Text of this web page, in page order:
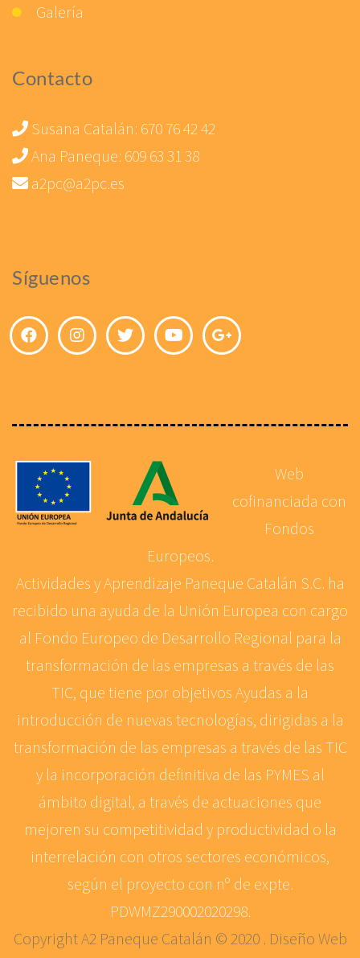
Galería
Contacto
Susana Catalán: 670 76 42 42
Ana Paneque: 609 63 31 38
a2pc@a2pc.es
Síguenos
Web
cofinanciada con
Fondos
Europeos.
Actividades y Aprendizaje Paneque Catalán S.C. ha
recibido una ayuda de la Unión Europea con cargo
al Fondo Europeo de Desarrollo Regional para la
transformación de las empresas a través de las
TIC, que tiene por objetivos Ayudas a la
introducción de nuevas tecnologías, dirigidas a la
transformación de las empresas a través de las TIC
y la incorporación definitiva de las PYMES al
ámbito digital, a través de actuaciones que
mejoren su competitividad y productividad o la
interrelación con otros sectores económicos,
según el proyecto con nº de expte.
PDWMZ290002020298.
Copyright A2 Paneque Catalán © 2020 . Diseño Web